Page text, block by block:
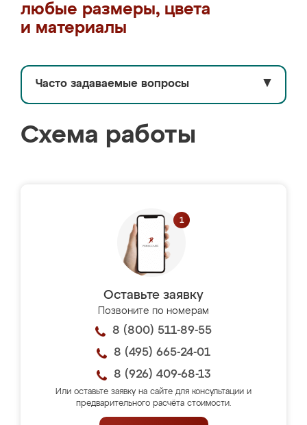
любые размеры, цвета
и материалы
Часто задаваемые вопросы ▼
Схема работы
Оставьте заявку
Позвоните по номерам
8 (800) 511-89-55
8 (495) 665-24-01
8 (926) 409-68-13
Или оставьте заявку на сайте для консультации и
предварительного расчёта стоимости.